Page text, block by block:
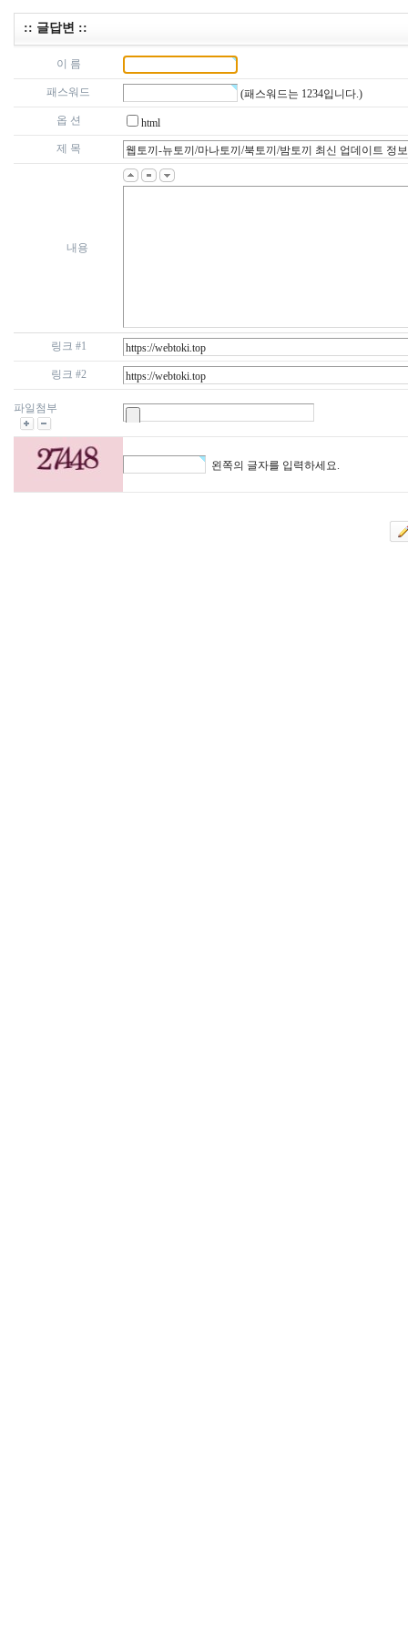
:: 글답변 ::
이 름
패스워드 (패스워드는 1234입니다.)
옵 션
html
제 목
내용
링크 #1
링크 #2
파일첨부
왼쪽의 글자를 입력하세요.